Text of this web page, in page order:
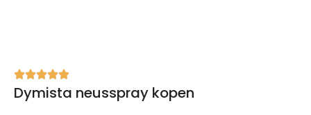
Dymista neusspray kopen